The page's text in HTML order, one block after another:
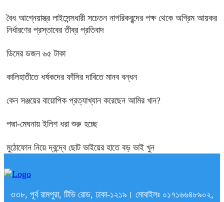
বৈধ আগ্নেয়াস্ত্র লাইসেন্সধারী সচেতন নাগরিকবৃন্দের পক্ষ থেকে অগ্রিম আয়কর
নির্ধারণের প্রস্তাবের তীব্র প্রতিবাদ
ডিমের ডজন ৬৫ টাকা
কালিহাতীতে ধর্ষকদের ফাঁসির দাবিতে মানব বন্ধন
কেন সঞ্জয়ের বায়োপিক প্রত্যাখ্যান করেছেন আমির খান?
পদ্মা-মেঘনায় ইলিশ ধরা শুরু হচ্ছে
মুঠোফোন নিয়ে দ্বন্দ্বে ছোট ভাইয়ের হাতে বড় ভাই খুন
৩৩৮, পূর্ব রামপুরা, টিভি রোড, ঢাকা-১২১৯। মোবাইলঃ ০১৭১৬৬৪৮৯০২,